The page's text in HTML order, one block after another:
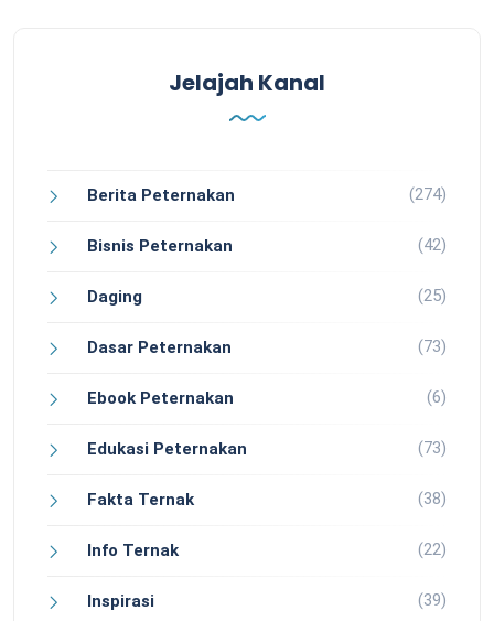
Jelajah Kanal
Berita Peternakan (274)
Bisnis Peternakan (42)
Daging (25)
Dasar Peternakan (73)
Ebook Peternakan (6)
Edukasi Peternakan (73)
Fakta Ternak (38)
Info Ternak (22)
Inspirasi (39)